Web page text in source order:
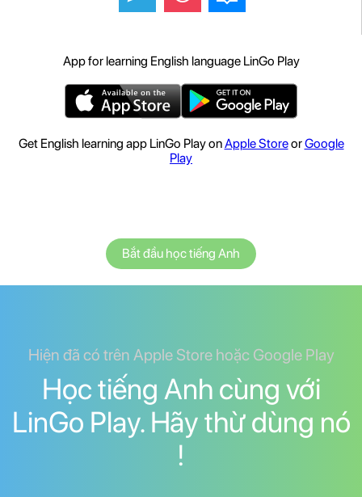
App for learning English language LinGo Play
Get English learning app LinGo Play onApple StoreorGoogle
Play
Bắt đầu học tiếng Anh
Hiện đã có trên Apple Store hoặc Google Play
Học tiếng Anh cùng với
LinGo Play. Hãy thừ dùng nó
!